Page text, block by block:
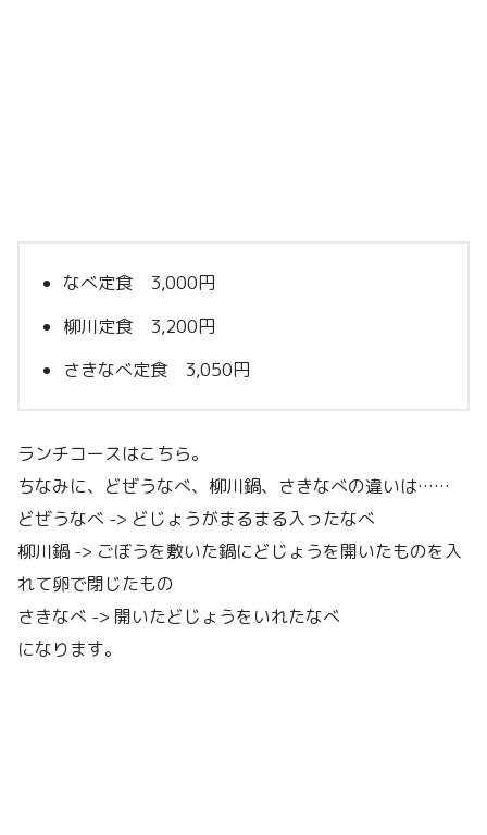
なべ定食 3,000円
柳川定食 3,200円
さきなべ定食 3,050円
ランチコースはこちら。
ちなみに、どぜうなべ、柳川鍋、さきなべの違いは……
どぜうなべ -> どじょうがまるまる入ったなべ
柳川鍋 -> ごぼうを敷いた鍋にどじょうを開いたものを入
れて卵で閉じたもの
さきなべ -> 開いたどじょうをいれたなべ
になります。